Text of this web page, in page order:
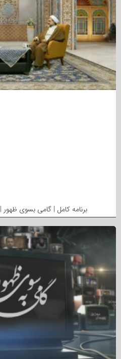
برنامه کامل | گامی بسوی ظهور | ۱۴۰۵.۴.۱۸ | استاد نصوری